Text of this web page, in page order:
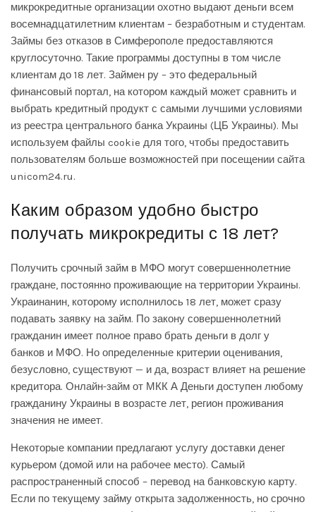
микрокредитные организации охотно выдают деньги всем
восемнадцатилетним клиентам – безработным и студентам.
Займы без отказов в Симферополе предоставляются
круглосуточно. Такие программы доступны в том числе
клиентам до 18 лет. Займен ру – это федеральный
финансовый портал, на котором каждый может сравнить и
выбрать кредитный продукт с самыми лучшими условиями
из реестра центрального банка Украины (ЦБ Украины). Мы
используем файлы cookie для того, чтобы предоставить
пользователям больше возможностей при посещении сайта
unicom24.ru.
Каким образом удобно быстро
получать микрокредиты с 18 лет?
Получить срочный займ в МФО могут совершеннолетние
граждане, постоянно проживающие на территории Украины.
Украинанин, которому исполнилось 18 лет, может сразу
подавать заявку на займ. По закону совершеннолетний
гражданин имеет полное право брать деньги в долг у
банков и МФО. Но определенные критерии оценивания,
безусловно, существуют — и да, возраст влияет на решение
кредитора. Онлайн-займ от МКК А Деньги доступен любому
гражданину Украины в возрасте лет, регион проживания
значения не имеет.
Некоторые компании предлагают услугу доставки денег
курьером (домой или на рабочее место). Самый
распространенный способ – перевод на банковскую карту.
Если по текущему займу открыта задолженность, но срочно